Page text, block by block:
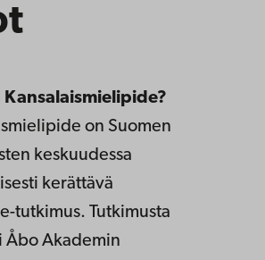
Kansalaismielipide?
on Suomen
keskuudessa
kerättävä
tutkimus. Tutkimusta
Åbo Akademin